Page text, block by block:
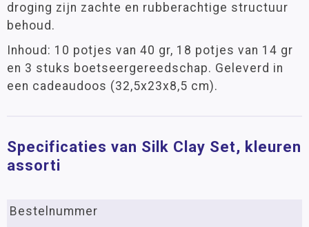
droging zijn zachte en rubberachtige structuur
behoud.
Inhoud: 10 potjes van 40 gr, 18 potjes van 14 gr
en 3 stuks boetseergereedschap. Geleverd in
een cadeaudoos (32,5x23x8,5 cm).
Specificaties van Silk Clay Set, kleuren
assorti
Bestelnummer